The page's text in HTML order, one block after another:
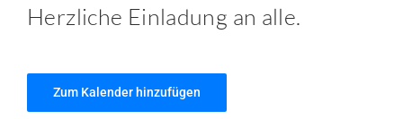
Herzliche Einladung an alle.
Zum Kalender hinzufügen